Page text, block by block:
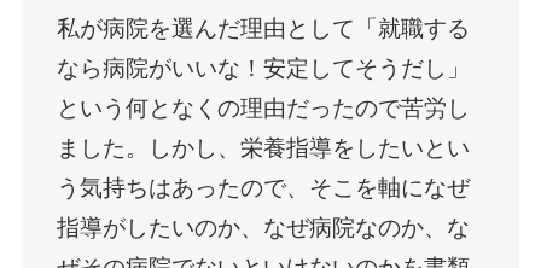
私が病院を選んだ理由として「就職する
なら病院がいいな！安定してそうだし」
という何となくの理由だったので苦労し
ました。しかし、栄養指導をしたいとい
う気持ちはあったので、そこを軸になぜ
指導がしたいのか、なぜ病院なのか、な